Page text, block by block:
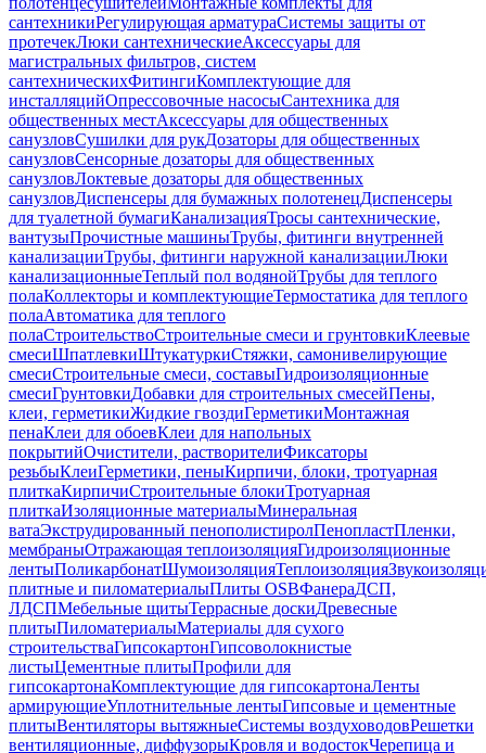
сантехникиРегулирующая арматураСистемы защиты от
протечекЛюки сантехническиеАксессуары для
магистральных фильтров, систем
сантехническихФитингиКомплектующие для
инсталляцийОпрессовочные насосыСантехника для
общественных местАксессуары для общественных
санузловСушилки для рукДозаторы для общественных
санузловСенсорные дозаторы для общественных
санузловЛоктевые дозаторы для общественных
санузловДиспенсеры для бумажных полотенецДиспенсеры
для туалетной бумагиКанализацияТросы сантехнические,
вантузыПрочистные машиныТрубы, фитинги внутренней
канализацииТрубы, фитинги наружной канализацииЛюки
канализационныеТеплый пол водянойТрубы для теплого
полаКоллекторы и комплектующиеТермостатика для теплого
полаАвтоматика для теплого
полаСтроительствоСтроительные смеси и грунтовкиКлеевые
смесиШпатлевкиШтукатуркиСтяжки, самонивелирующие
смесиСтроительные смеси, составыГидроизоляционные
смесиГрунтовкиДобавки для строительных смесейПены,
клеи, герметикиЖидкие гвоздиГерметикиМонтажная
пенаКлеи для обоевКлеи для напольных
покрытийОчистители, растворителиФиксаторы
резьбыКлеиГерметики, пеныКирпичи, блоки, тротуарная
плиткаКирпичиСтроительные блокиТротуарная
плиткаИзоляционные материалыМинеральная
ватаЭкструдированный пенополистиролПенопластПленки,
мембраныОтражающая теплоизоляцияГидроизоляционные
лентыПоликарбонатШумоизоляцияТеплоизоляция
плитные и пиломатериалыПлиты OSBФанераДСП,
ЛДСПМебельные щитыТеррасные доскиДревесные
плитыПиломатериалыМатериалы для сухого
строительстваГипсокартонГипсоволокнистые
листыЦементные плитыПрофили для
гипсокартонаКомплектующие для гипсокартонаЛенты
армирующиеУплотнительные лентыГипсовые и цементные
плитыВентиляторы вытяжныеСистемы воздуховодовРешетки
вентиляционные, диффузорыКровля и водостокЧерепица и